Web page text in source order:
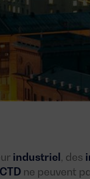
industriel , des
CTD ne peuvent